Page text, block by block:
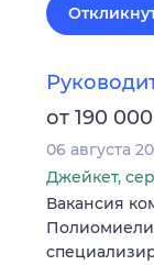
от 190 000
06 августа
Джейкет,
Вакансия